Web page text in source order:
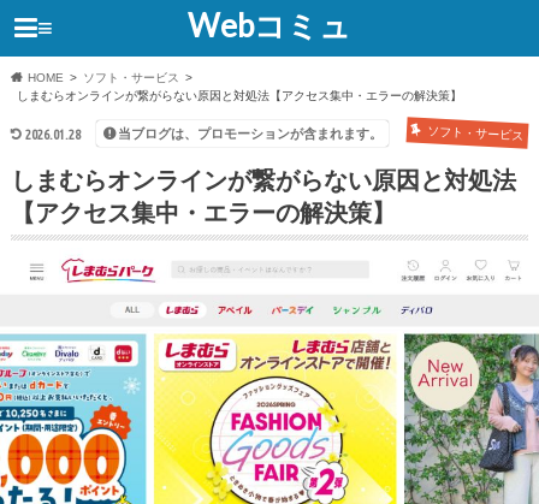
Webコミュ
≡
HOME
ソフト・サービス
しまむらオンラインが繋がらない原因と対処法【アクセス集中・エラーの解決策】
2026.01.28 ソフト・サービス
当ブログは、プロモーションが含まれます。
しまむらオンラインが繋がらない原因と対処法
【アクセス集中・エラーの解決策】